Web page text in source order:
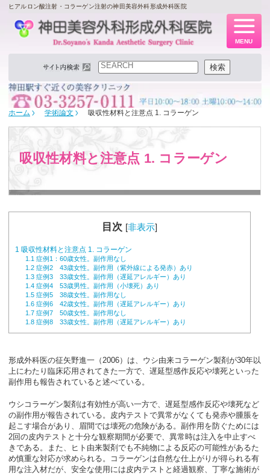
ヒアルロン酸注射・コラーゲン注射の神田美容外科形成外科医院
検索 検索
MENU
ホーム 学術論文 吸収性材料と注意点 1. コラーゲン
吸収性材料と注意点 1. コラーゲン
目次 [非表示]
1 吸収性材料と注意点 1. コラーゲン
1.1 症例1：60歳女性。副作用なし
1.2 症例2 43歳女性。副作用（紫外線による発赤）あり
1.3 症例3 33歳女性。副作用（遅延アレルギー）あり
1.4 症例4 53歳男性。副作用（小壊死）あり
1.5 症例5 38歳女性。副作用なし
1.6 症例6 42歳女性。副作用（遅延アレルギー）あり
1.7 症例7 50歳女性。副作用なし
1.8 症例8 33歳女性。副作用（遅延アレルギー）あり
形成外科医の征矢野進一（2006）は、ウシ由来コラーゲン製剤が30年以
上にわたり臨床応用されてきた一方で、遅延型感作反応や壊死といった
副作用も報告されていると述べている。
ウシコラーゲン製剤は有効性が高い一方で、遅延型感作反応や壊死など
の副作用が報告されている。皮内テストで異常がなくても発赤や腫脹を
起こす場合があり、眉間では壊死の危険がある。副作用を防ぐためには
2回の皮内テストと十分な観察期間が必要で、異常時は注入を中止すべ
きである。また、ヒト由来製剤でも不純物による反応の可能性があるた
め慎重な対応が求められる。コラーゲンは自然な仕上がりが得られる有
用な注入材だが、安全な使用には皮内テストと経過観察、丁寧な施術が